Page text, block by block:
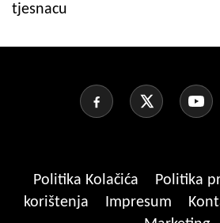
tjesnacu
Politika Kolačića Politika
korištenja
Impresum